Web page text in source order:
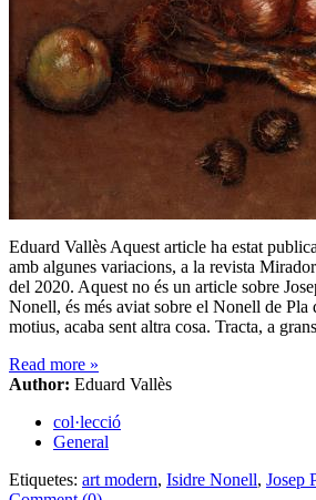
Eduard Vallès Aquest article ha estat
amb algunes variacions, a la revista
del 2020. Aquest no és un article sobre
Nonell, és més aviat sobre el Nonell de Pla
motius, acaba sent altra cosa. Tracta, a
Read more »
Author: Eduard Vallès
col·lecció
General
Etiquetes: art modern, Isidre Nonell, Josep